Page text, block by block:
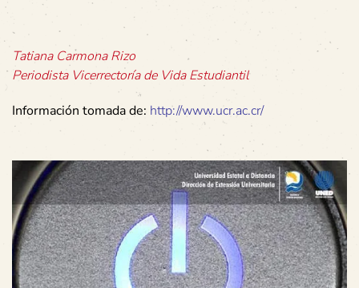
Tatiana Carmona Rizo
Periodista Vicerrectoría de Vida Estudiantil
Información tomada de: http://www.ucr.ac.cr/